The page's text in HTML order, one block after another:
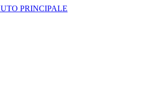
PRINCIPALE